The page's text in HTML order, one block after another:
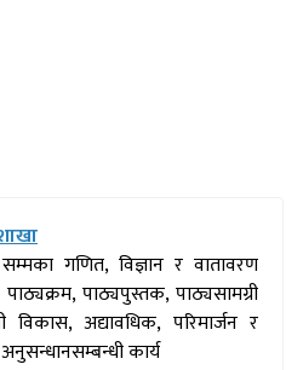
गणित, विज्ञान र वातावरण
पाठ्यपुस्तक, पाठ्यसामग्री
विकास, अद्यावधिक, परिमार्जन र
कार्य